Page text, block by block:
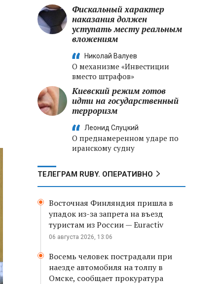
Фискальный характер
наказания должен
уступать месту реальным
вложениям
Николай Валуев
О механизме «Инвестиции
вместо штрафов»
Киевский режим готов
идти на государственный
терроризм
Леонид Слуцкий
О преднамеренном ударе по
иранскому судну
ТЕЛЕГРАМ RUBY. ОПЕРАТИВНО
Восточная Финляндия пришла в
упадок из-за запрета на въезд
туристам из России — Euractiv
06 августа 2026, 13:06
Восемь человек пострадали при
наезде автомобиля на толпу в
Омске, сообщает прокуратура